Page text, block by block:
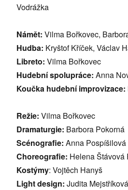
Vodrážka
Námět: Vilma Bořkovec,
Hudba: Kryštof Kříček, Václav
Libreto: Vilma Bořkovec
Hudební spolupráce: Anna
Koučka hudební improvizace:
Režie: Vilma Bořkovec
Dramaturgie: Barbora Pokorná
Scénografie: Anna Pospíšilová
Choreografie: Helena Štávová
Kostýmy: Vojtěch Hanyš
Light design: Judita Mejstříková